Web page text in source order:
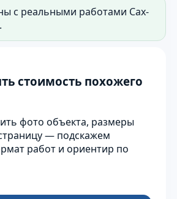
с реальными работами Сах-
стоимость похожего
фото объекта, размеры
— подскажем
работ и ориентир по